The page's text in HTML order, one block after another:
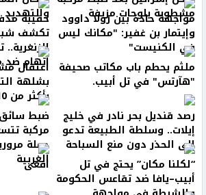
مشطوبة بلوحات مزيفة والتهديد مواجهة حادة بين رولا داوود
وإيتمار بن غفير: "مكانك ليس
في الكنيست"
حقيبة
تكشف
اتهام ملثم يحطم باب مكاتب صحيفة
"هآرتس" في تل أبيب.
اعتقال
بشلهة
بأكثر من 10 قاصرات.
رصد قنديل بحر نادر في خليج
إيلات.. وسلطة الطبيعة تدعو
إلى الحذر دون منع السباحة حملة
الغربية “لكلنا مكان” يحتج في تل
أبيب–يافا ضد تقاعس الحكومة
افعى